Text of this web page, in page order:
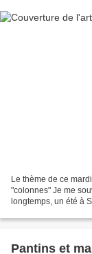
Le thème de ce
"colonnes" Je me
longtemps, un été à
Pantins et